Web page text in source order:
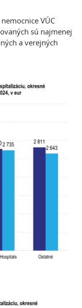
VÚC
sú najmenej
a verejných